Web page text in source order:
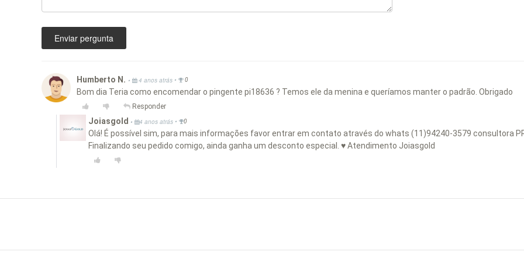
Enviar pergunta
Humberto N. • 4 anos atrás • 0
Bom dia Teria como encomendar o pingente pi18636 ? Temos ele da menina e queríamos manter o padrão. Obrigado
Responder
Joiasgold • 4 anos atrás • 0
Olá! É possível sim, para mais informações favor entrar em contato através do whats (11)94240-3579 consultora
Finalizando seu pedido comigo, ainda ganha um desconto especial. ♥ Atendimento Joiasgold